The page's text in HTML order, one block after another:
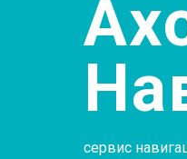
сервис